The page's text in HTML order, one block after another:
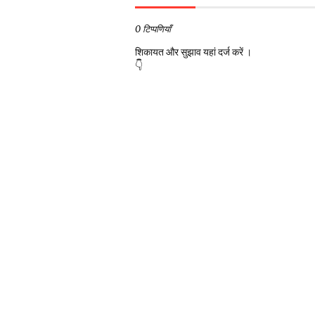
0 टिप्पणियाँ
शिकायत और सुझाव यहां दर्ज करें ।
👇